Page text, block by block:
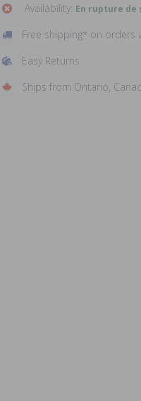
Availability: En rupture de
Free shipping* on orders
Easy Returns
Ships from Ontario,